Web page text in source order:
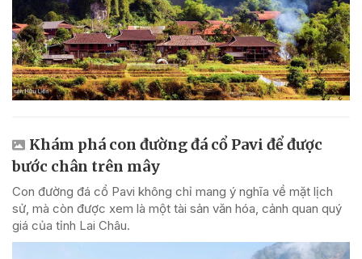
Khám phá con đường đá cổ Pavi để được
bước chân trên mây
Con đường đá cổ Pavi không chỉ mang ý nghĩa về mặt lịch
sử, mà còn được xem là một tài sản văn hóa, cảnh quan quý
giá của tỉnh Lai Châu.